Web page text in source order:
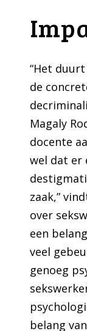
“Het
de
Magaly
docente
wel dat er
zaak,”
over
een
veel
genoeg
belang